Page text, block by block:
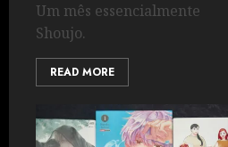
Um mês essencialmente
Shoujo.
READ MORE